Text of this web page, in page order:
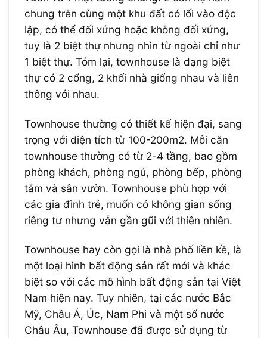
chung trên cùng một khu đất có lối vào độc
lập, có thể đối xứng hoặc không đối xứng,
tuy là 2 biệt thự nhưng nhìn từ ngoài chỉ như
1 biệt thự. Tóm lại, townhouse là dạng biệt
thự có 2 cổng, 2 khối nhà giống nhau và liên
thông với nhau.
Townhouse thường có thiết kế hiện đại, sang
trọng với diện tích từ 100-200m2. Mỗi căn
townhouse thường có từ 2-4 tầng, bao gồm
phòng khách, phòng ngủ, phòng bếp, phòng
tắm và sân vườn. Townhouse phù hợp với
các gia đình trẻ, muốn có không gian sống
riêng tư nhưng vẫn gần gũi với thiên nhiên.
Townhouse hay còn gọi là nhà phố liền kề, là
một loại hình bất động sản rất mới và khác
biệt so với các mô hình bất động sản tại Việt
Nam hiện nay. Tuy nhiên, tại các nước Bắc
Mỹ, Châu Á, Úc, Nam Phi và một số nước
Châu Âu, Townhouse đã được sử dụng từ